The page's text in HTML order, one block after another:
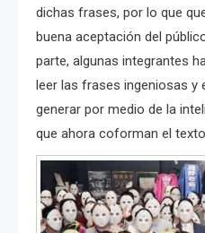
dichas frases, por lo que
buena aceptación del
parte, algunas integrantes
leer las frases ingeniosas y
generar por medio de la
que ahora coforman el